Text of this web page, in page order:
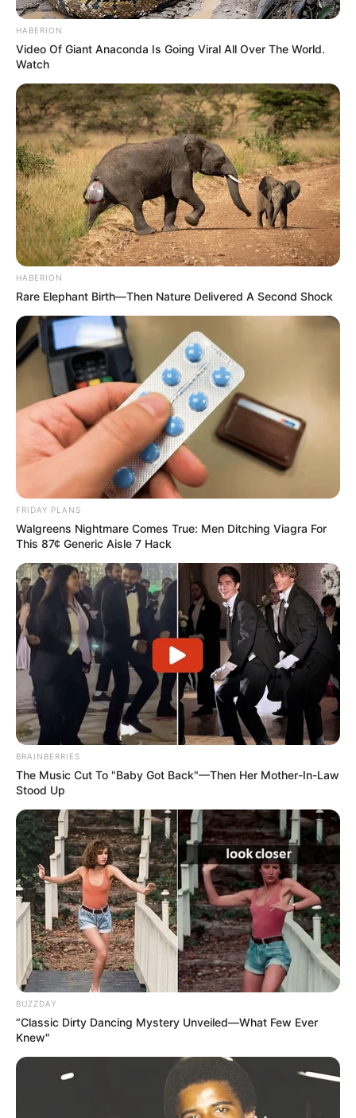
HABERION
Video Of Giant Anaconda Is Going Viral All Over The World.
Watch
HABERION
Rare Elephant Birth—Then Nature Delivered A Second Shock
FRIDAY PLANS
Walgreens Nightmare Comes True: Men Ditching Viagra For
This 87¢ Generic Aisle 7 Hack
BRAINBERRIES
The Music Cut To "Baby Got Back"—Then Her Mother-In-Law
Stood Up
BUZZDAY
“Classic Dirty Dancing Mystery Unveiled—What Few Ever
Knew"